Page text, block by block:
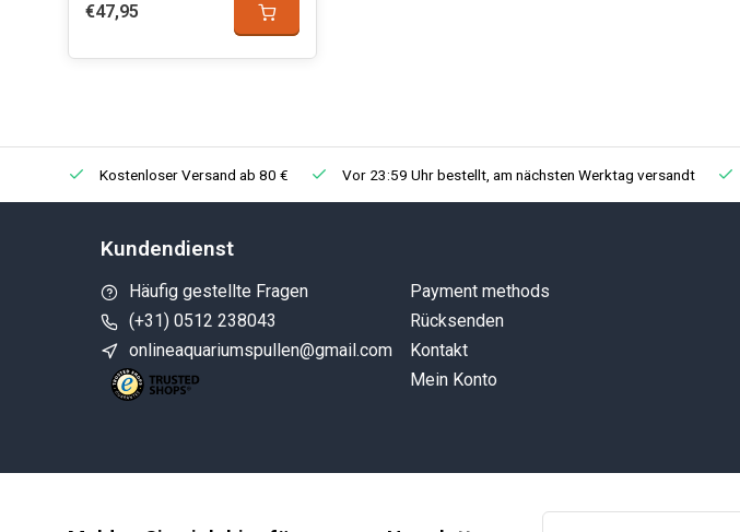
€47,95
Kostenloser Versand ab 80 € Vor 23:59 Uhr bestellt, am nächsten Werktag versandt
Kundendienst
Häufig gestellte Fragen
(+31) 0512 238043
onlineaquariumspullen@gmail.com
Payment methods
Rücksenden
Kontakt
Mein Konto